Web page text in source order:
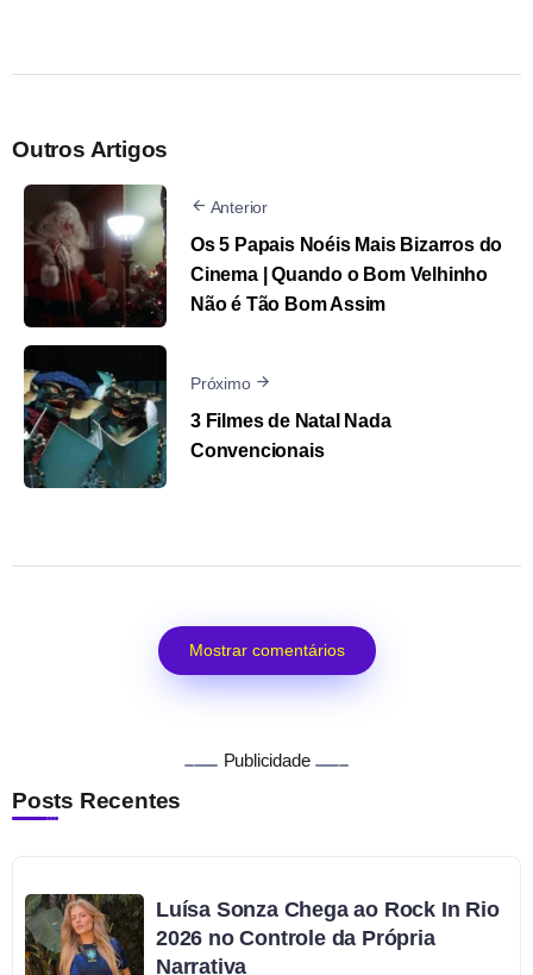
Outros Artigos
Anterior
Os 5 Papais Noéis Mais Bizarros do
Cinema | Quando o Bom Velhinho
Não é Tão Bom Assim
Próximo
3 Filmes de Natal Nada
Convencionais
Mostrar comentários
Publicidade
Posts Recentes
Luísa Sonza Chega ao Rock In Rio
2026 no Controle da Própria
Narrativa